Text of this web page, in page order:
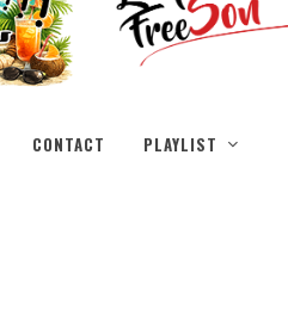
CONTACT PLAYLIST